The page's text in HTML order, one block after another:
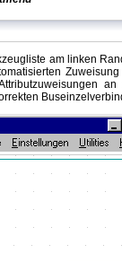
am linken